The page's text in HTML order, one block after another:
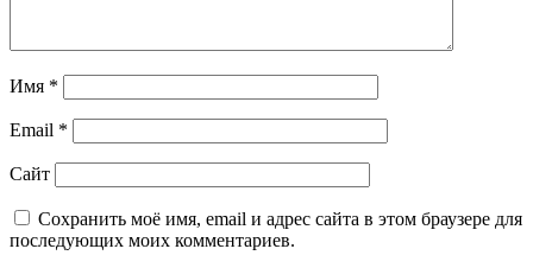
Имя *
Email *
Сайт
Сохранить моё имя, email и адрес сайта в этом браузере для
последующих моих комментариев.